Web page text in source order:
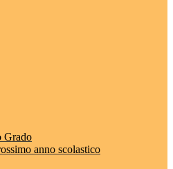
Grado
anno scolastico